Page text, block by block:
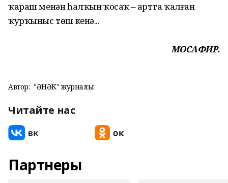
ҡараш менән һалҡын ҡосаҡ – артта ҡалған
ҡурҡыныс төш кенә...
МОСАФИР.
Автор: "ҺӘНӘК" журналы
Читайте нас
Партнеры